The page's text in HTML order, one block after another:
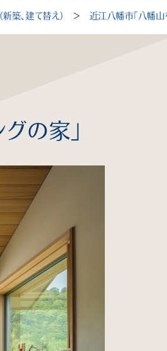
築、建て替え） ＞ 近江八幡市「八幡山
の家」